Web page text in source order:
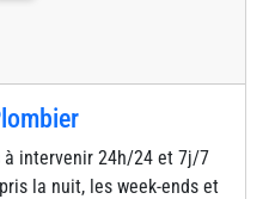
à intervenir 24h/24 et 7j/7
la nuit, les week-ends et